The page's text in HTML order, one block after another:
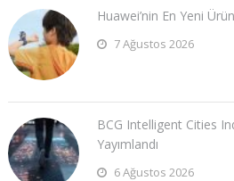
Huawei’nin En Yeni
7 Ağustos 2026
BCG Intelligent Cities
Yayımlandı
6 Ağustos 2026